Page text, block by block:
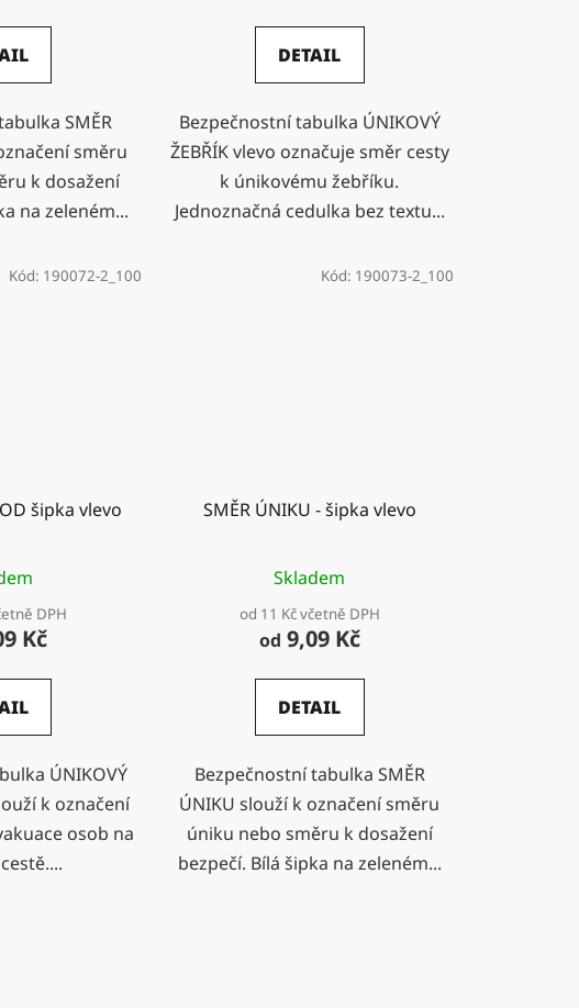
SMĚR
směru
k dosažení
na zeleném...
DETAIL
Bezpečnostní tabulka ÚNIKOVÝ
ŽEBŘÍK vlevo označuje směr cesty
k únikovému žebříku.
Jednoznačná cedulka bez textu...
šipka vlevo
DPH
Kč
ÚNIKOVÝ
k označení
osob na
Kód: 190072-2_100
SMĚR ÚNIKU - šipka vlevo
Skladem
od 11 Kč včetně DPH
od 9,09 Kč
DETAIL
Bezpečnostní tabulka SMĚR
ÚNIKU slouží k označení směru
úniku nebo směru k dosažení
bezpečí. Bílá šipka na zeleném...
Kód: 190073-2_100